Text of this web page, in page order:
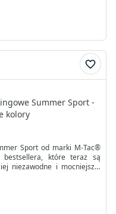
wytrzymałe, gwarantują
i ochronę przed wstrząsami.
niezawodnie chronią stopy
że buty są bardziej
Summer Sport -
kolory
Sport od marki M-Tac®
które teraz są
niezawodne i mocniejsze!
jakości materiałów
co sprawia, że są
zużycie i trwałe.